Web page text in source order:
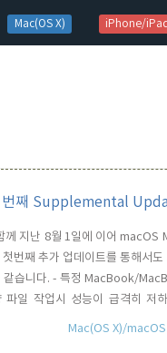
Mac(OS X) iPhone/
째 Supplemental
지난 8월 1일에 이어 macOS
번째 추가 업데이트를 통해서
같습니다. - 특정 MacBook/
일 작업시 성능이 급격히 저
업데이트되지 않는 문제를 해
Mac(OS X)/